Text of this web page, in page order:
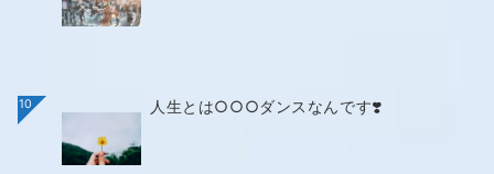
10 人生とは○○○ダンスなんです❣️